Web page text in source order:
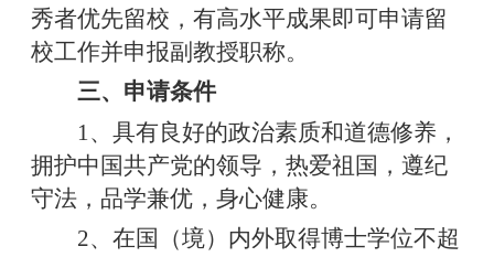
秀者优先留校，有高水平成果即可申请留
校工作并申报副教授职称。
三、申请条件
1、具有良好的政治素质和道德修养，
拥护中国共产党的领导，热爱祖国，遵纪
守法，品学兼优，身心健康。
2、在国（境）内外取得博士学位不超